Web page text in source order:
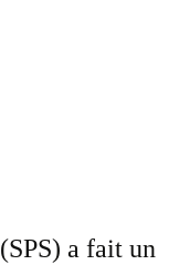
a fait un